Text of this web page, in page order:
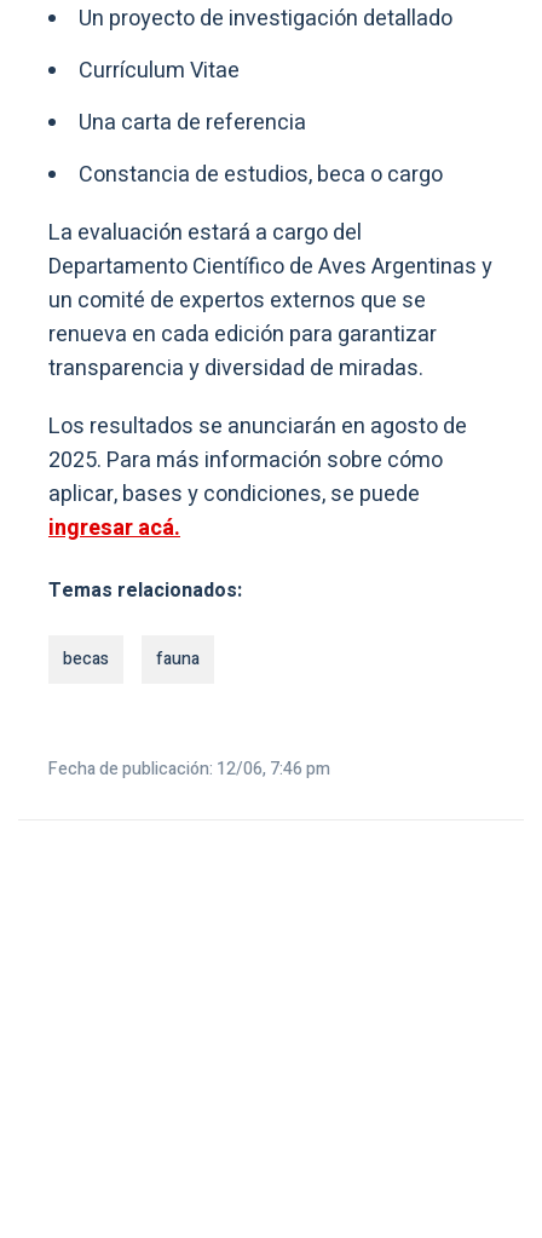
Un proyecto de investigación detallado
Currículum Vitae
Una carta de referencia
Constancia de estudios, beca o cargo
La evaluación estará a cargo del
Departamento Científico de Aves Argentinas y
un comité de expertos externos que se
renueva en cada edición para garantizar
transparencia y diversidad de miradas.
Los resultados se anunciarán en agosto de
2025. Para más información sobre cómo
aplicar, bases y condiciones, se puede
ingresar acá.
Temas relacionados:
becas fauna
Fecha de publicación: 12/06, 7:46 pm